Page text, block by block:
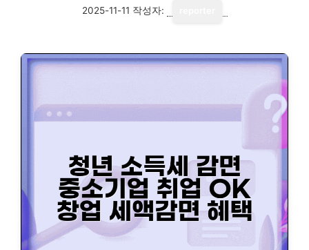
2025-11-11 작성자: